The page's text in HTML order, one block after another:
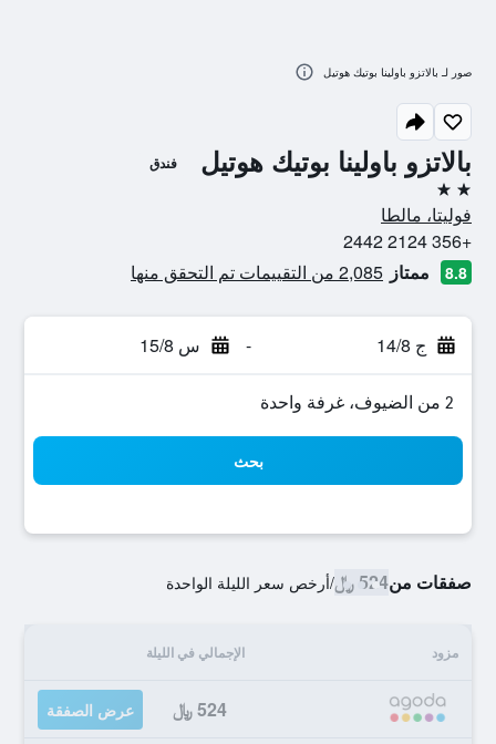
بالاتزو باولينا بوتيك هوتيل فندق
2 نجمتين
فوليتا، مالطا
+356 2124 2442
8.8 ممتاز 2,085 من التقييمات تم التحقق منها
ج 14/8 - س 15/8
2 من الضيوف، غرفة واحدة
بحث
صفقات من524 ﷼ /أرخص سعر الليلة الواحدة
مزود الإجمالي في الليلة
524 ﷼ عرض الصفقة
صور لـ بالاتزو باولينا بوتيك هوتيل